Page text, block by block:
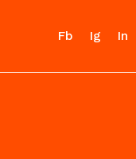
Fb Ig In